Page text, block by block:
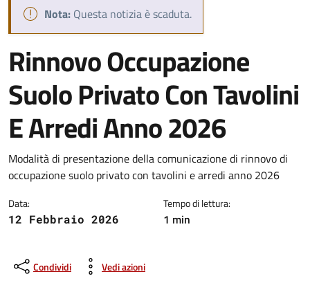
Nota: Questa notizia è scaduta.
Rinnovo Occupazione
Suolo Privato Con Tavolini
E Arredi Anno 2026
Dettagli della notizia
Modalità di presentazione della comunicazione di rinnovo di
occupazione suolo privato con tavolini e arredi anno 2026
Data:
12 Febbraio 2026
Tempo di lettura:
1 min
Condividi Vedi azioni